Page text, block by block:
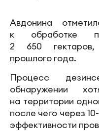
Авдонина
к обработке
2 650 гектаров,
прошлого года.
Процесс
обнаружении
на территории
после чего через
эффективности